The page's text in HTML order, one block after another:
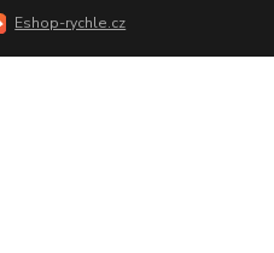
Eshop-rychle.cz